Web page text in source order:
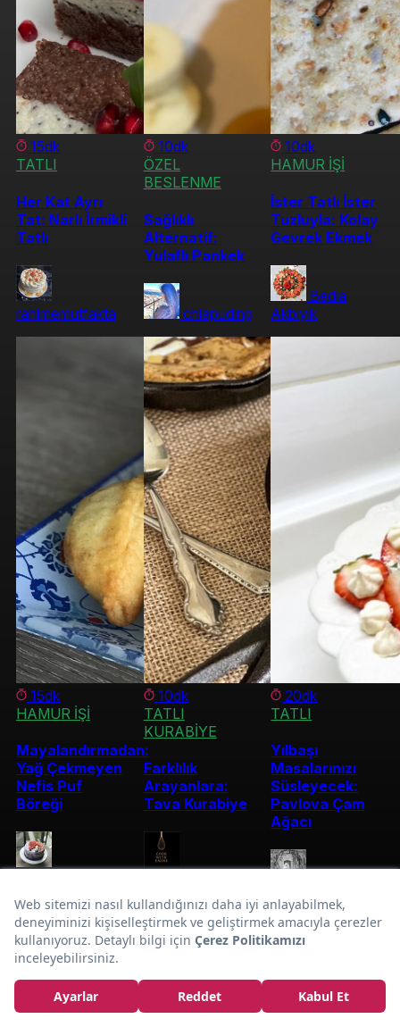
Her Öğüne Yakışır:Kabaklı
Mücver Tarifi
15dk
TATLI
Her Kat Ayrı
Tat: Narlı İrmikli
Tatlı
rahimemutfakta
10dk
ÖZEL
BESLENME
Sağlıklı
Alternatif:
Yulaflı Pankek
chiapuding
10dk
HAMUR İŞİ
İster Tatlı İster
Tuzluyla: Kolay
Gevrek Ekmek
Bedia
Akbıyık
15dk
HAMUR İŞİ
Mayalandırmadan:
Yağ Çekmeyen
Nefis Puf
Böreği
10dk
TATLI
KURABİYE
Farklılık
Arayanlara:
Tava Kurabiye
20dk
TATLI
Yılbaşı
Masalarınızı
Süsleyecek:
Pavlova Çam
Ağacı
Tatlimsimutfak